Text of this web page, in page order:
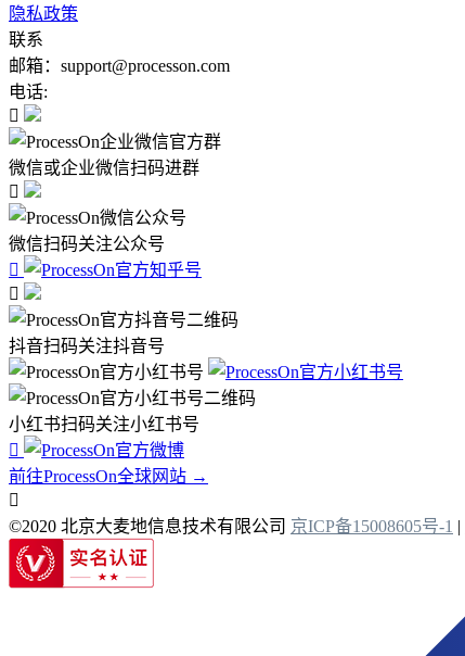
隐私政策
联系
邮箱：support@processon.com
电话:

微信或企业微信扫码进群

微信扫码关注公众号


抖音扫码关注抖音号
小红书扫码关注小红书号

前往ProcessOn全球网站 →

©2020 北京大麦地信息技术有限公司 京ICP备15008605号-1 |